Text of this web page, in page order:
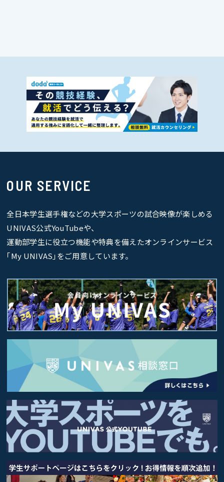
OUR SERVICE
全日本学生選手権などの大学スポーツの試合映像が楽しめる
UNIVAS公式YouTubeや、
運動部学生に役立つ機能や特典を備えたオンラインサービス
｢My UNIVAS｣をご用意しています。